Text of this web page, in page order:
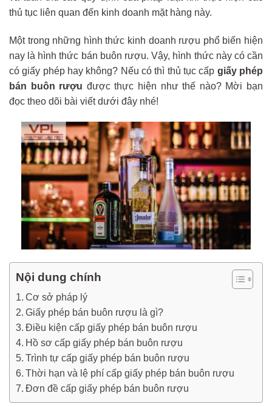
thủ tục liên quan đến kinh doanh mặt hàng này.
Một trong những hình thức kinh doanh rượu phổ biến hiện
nay là hình thức bán buôn rượu. Vậy, hình thức này có cần
có giấy phép hay không? Nếu có thì thủ tục cấp giấy phép
bán buôn rượu được thực hiện như thế nào? Mời bạn
đọc theo dõi bài viết dưới đây nhé!
Nội dung chính
Cơ sở pháp lý
Giấy phép bán buôn rượu là gì?
Điều kiện cấp giấy phép bán buôn rượu
Hồ sơ cấp giấy phép bán buôn rượu
Trình tự cấp giấy phép bán buôn rượu
Thời hạn và lệ phí cấp giấy phép bán buôn rượu
Đơn đề cấp giấy phép bán buôn rượu